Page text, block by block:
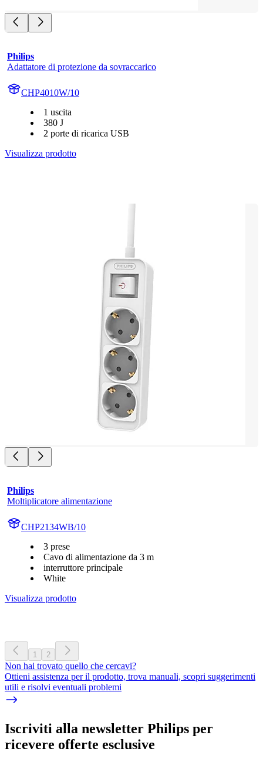
Philips
Adattatore di protezione da sovraccarico
CHP4010W/10
1 uscita
380 J
2 porte di ricarica USB
Visualizza prodotto
Philips
Moltiplicatore alimentazione
CHP2134WB/10
3 prese
Cavo di alimentazione da 3 m
interruttore principale
White
Visualizza prodotto
1 2
Non hai trovato quello che cercavi?
Ottieni assistenza per il prodotto, trova manuali, scopri suggerimenti
utili e risolvi eventuali problemi
Iscriviti alla newsletter Philips per
ricevere offerte esclusive